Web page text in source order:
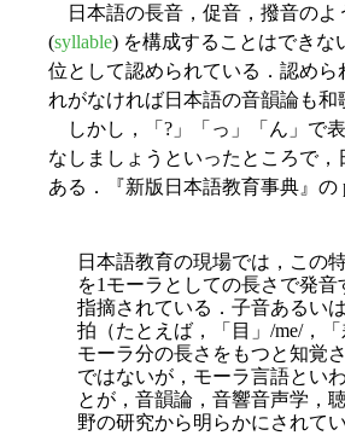
日本語の長音，促音，撥音のよ
(syllable) を構成することはできな
位として認められている．認め
れがなければ日本語の音韻論も
しかし，「?」「っ」「ん」で
なしましょうといったところで
ある．『新版日本語教育事典』
日本語教育の現場では，この
を1モーラとしての長さで発
指摘されている．子音あるい
拍（たとえば，「目」/me/，
モーラ分の長さをもつと知覚
ではないが，モーラ言語とい
とが，音韻論，音響音声学，
野の研究から明らかにされてい